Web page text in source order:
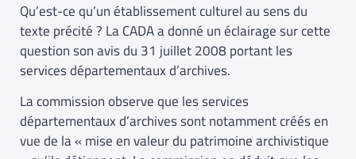
Qu’est-ce qu’un établissement culturel au sens du
texte précité ? La CADA a donné un éclairage sur cette
question son avis du 31 juillet 2008 portant les
services départementaux d’archives.
La commission observe que les services
départementaux d’archives sont notamment créés en
vue de la « mise en valeur du patrimoine archivistique